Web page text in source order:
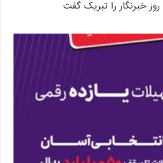
خبرنگار را تبریک گفت